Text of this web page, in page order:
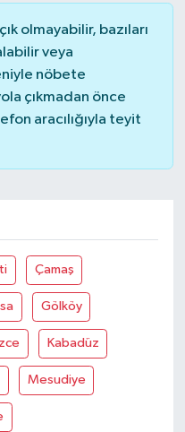
olmayabilir, bazıları
veya
nöbete
çıkmadan önce
aracılığıyla teyit
Çamaş
Gölköy
Kabadüz
Mesudiye